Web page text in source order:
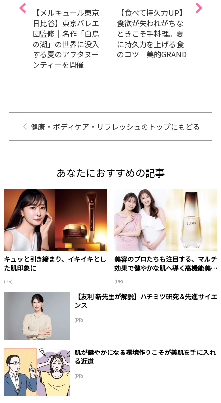
【メルキュール東京
日比谷】東京バレエ
団監修｜名作「白鳥
の湖」の世界に没入
する夏のアフタヌー
ンティーを開催
【食べて持久力UP】
食欲が失われがちな
ときこそ手料理。夏
に持久力を上げる食
のコツ｜美的GRAND
美肌
健康・ボディケア・リフレッシュのトップにもどる
あなたにおすすめの記事
キュッと引き締まり、イキイキとし
た肌印象に
(PR)
美容のプロたちも注目する、マルチ
効果で健やかな肌へ導く高機能美容
(PR)
【友利 新先生が解説】ハチミツ研究＆先進サイエ
ンス
(PR)
肌が健やかになる環境作りこそが美肌を手に入れ
る近道
(PR)